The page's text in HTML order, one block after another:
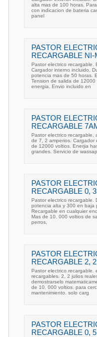
alta mas de 100 horas.
con indicacion de bateria
panel
PASTOR
RECARGABLE NI-
Pastor electrico recargable.
Cargador interno incluido.
potencia mas de 50 horas.
Tension de salida de
energia. Envio incluido en
PASTOR
RECARGABLE
Pastor electrico recargable,
de 7, 2 amperios. Cargador
de 12000 voltios. Enerjia
grandes. Servicio de
PASTOR
RECARGABLE 0,
Pastor electrico recargable.
potencia alta y 300 en baja
Recargable en cualquier
Mas de 10. 000 voltios de
perros,
PASTOR
RECARGABLE 2,
Pastor electrico recargable.
recargables. 2, 2 julios
demostrarselo
de 10. 000 voltios. para
mantenimiento. solo carg
PASTOR
RECARGABLE 0,